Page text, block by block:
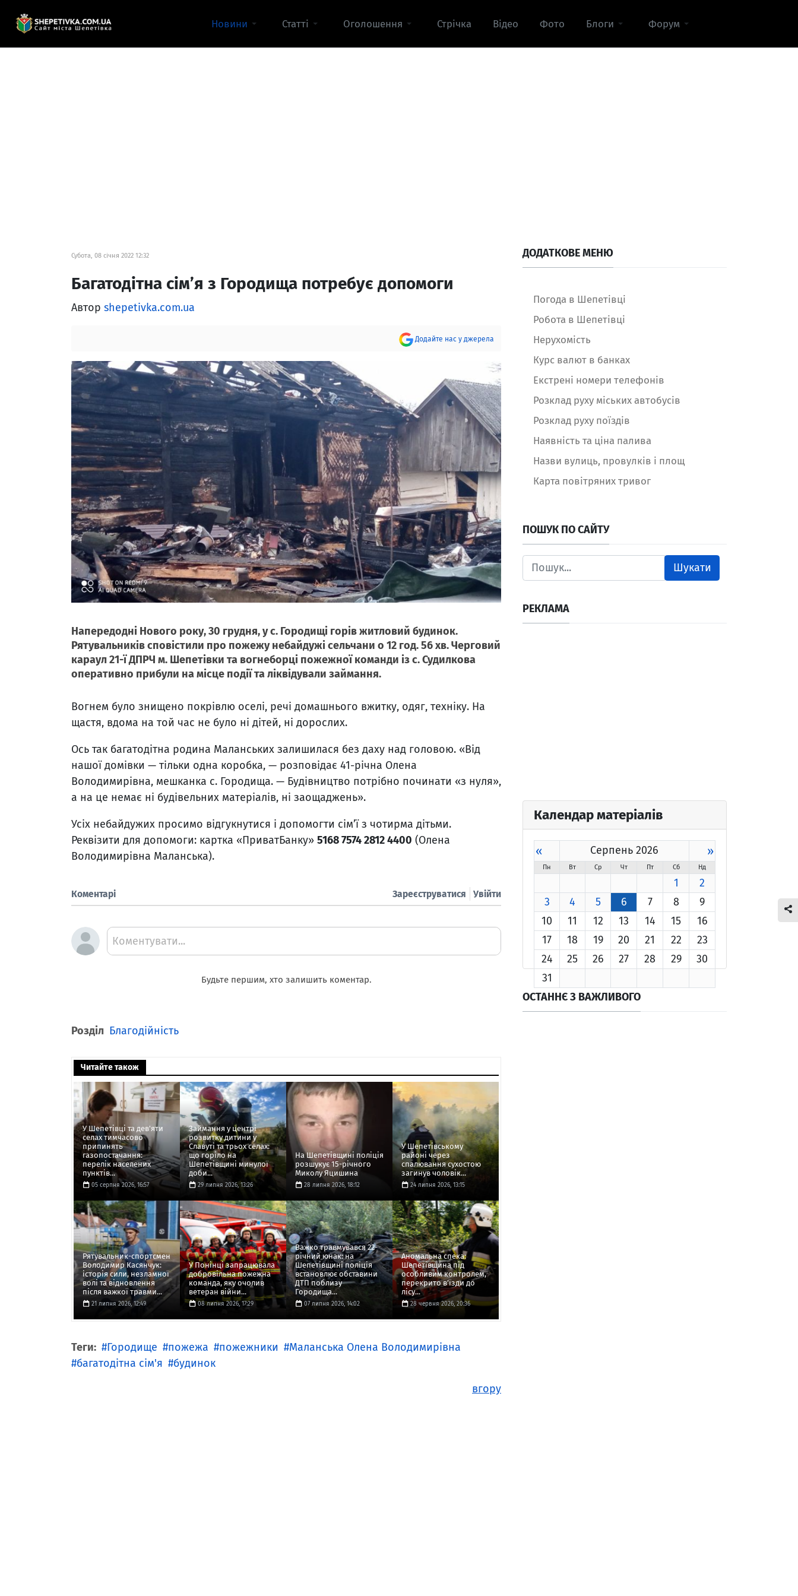
Новини Статті Оголошення Стрічка Відео Фото Блоги Форум
Субота, 08 січня 2022 12:32
Багатодітна сім’я з Городища потребує допомоги
Автор shepetivka.com.ua
Додайте нас у джерела
Напередодні Нового року, 30 грудня, у с. Городищі горів житловий будинок.
Рятувальників сповістили про пожежу небайдужі сельчани о 12 год. 56 хв. Черговий
караул 21-ї ДПРЧ м. Шепетівки та вогнеборці пожежної команди із с. Судилкова
оперативно прибули на місце події та ліквідували займання.
Вогнем було знищено покрівлю оселі, речі домашнього вжитку, одяг, техніку. На
щастя, вдома на той час не було ні дітей, ні дорослих.
Ось так багатодітна родина Маланських залишилася без даху над головою. «Від
нашої домівки — тільки одна коробка, — розповідає 41-річна Олена
Володимирівна, мешканка с. Городища. — Будівництво потрібно починати «з нуля»,
а на це немає ні будівельних матеріалів, ні заощаджень».
Усіх небайдужих просимо відгукнутися і допомогти сім’ї з чотирма дітьми.
Реквізити для допомоги: картка «ПриватБанку» 5168 7574 2812 4400 (Олена
Володимирівна Маланська).
Коментарі Увійти
Зареєструватися
Коментувати...
Будьте першим, хто залишить коментар.
Розділ Благодійність
Читайте також
У Шепетівці та дев'яти
селах тимчасово
припинять
газопостачання:
перелік населених
пунктів...
05 серпня 2026, 16:57
Займання у центрі
розвитку дитини у
Славуті та трьох селах:
що горіло на
Шепетівщині минулої
доби...
29 липня 2026, 13:26
На Шепетівщині поліція
розшукує 15-річного
Миколу Яцишина
28 липня 2026, 18:12
У Шепетівському
районі через
спалювання сухостою
загинув чоловік...
24 липня 2026, 13:15
Рятувальник-спортсмен
Володимир Касянчук:
історія сили, незламної
волі та відновлення
після важкої травми...
21 липня 2026, 12:49
У Понінці запрацювала
добровільна пожежна
команда, яку очолив
ветеран війни...
08 липня 2026, 17:29
Важко травмувався 22-
річний юнак: на
Шепетівщині поліція
встановлює обставини
ДТП поблизу
Городища...
07 липня 2026, 14:02
Аномальна спека:
Шепетівщина під
особливим контролем,
перекрито в’їзди до
лісу...
28 червня 2026, 20:36
Теги: Городище пожежа пожежники
Маланська Олена Володимирівна
багатодітна сім'я
будинок
вгору
ДОДАТКОВЕ МЕНЮ
Погода в Шепетівці
Робота в Шепетівці
Нерухомість
Курс валют в банках
Екстрені номери телефонів
Розклад руху міських автобусів
Розклад руху поїздів
Наявність та ціна палива
Назви вулиць, провулків і площ
Карта повітряних тривог
ПОШУК ПО САЙТУ
Шукати
РЕКЛАМА
Календар матеріалів
« Серпень 2026 »
Пн Вт Ср Чт Пт Сб Нд
1
2
3
4 5 6 7 8
9
10
11 12 13 14 15
16
17
18 19 20 21 22
23
24
25 26 27 28 29
30
31
ОСТАННЄ З ВАЖЛИВОГО